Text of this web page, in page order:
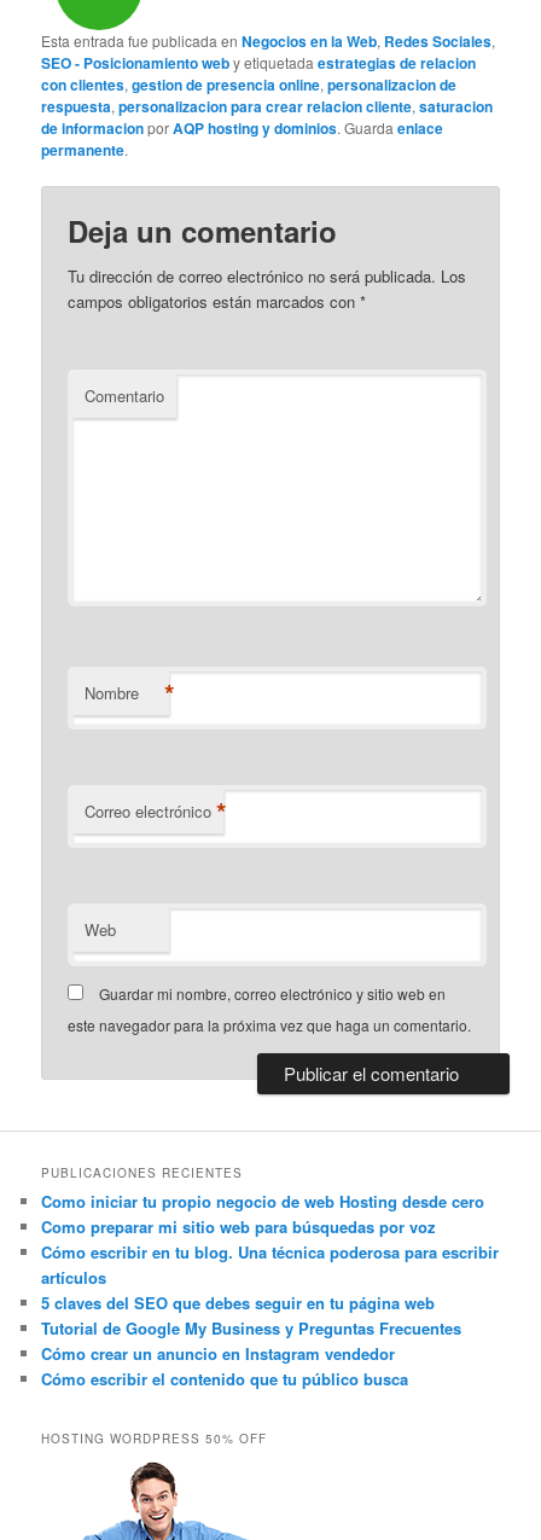
Esta entrada fue publicada enNegocios en la Web, Redes Sociales,
SEO - Posicionamiento weby etiquetadaestrategias de relacion
con clientes,gestion de presencia online,personalizacion de
respuesta,personalizacion para crear relacion cliente,saturacion
de informacionporAQP hosting y dominios. Guardaenlace
permanente.
Deja un comentario
Tu dirección de correo electrónico no será publicada. Los
campos obligatorios están marcados con*
Comentario
Nombre *
Correo electrónico *
Web
Guardar mi nombre, correo electrónico y sitio web en
este navegador para la próxima vez que haga un comentario.
PUBLICACIONES RECIENTES
Como iniciar tu propio negocio de web Hosting desde cero
Como preparar mi sitio web para búsquedas por voz
Cómo escribir en tu blog. Una técnica poderosa para escribir
artículos
5 claves del SEO que debes seguir en tu página web
Tutorial de Google My Business y Preguntas Frecuentes
Cómo crear un anuncio en Instagram vendedor
Cómo escribir el contenido que tu público busca
HOSTING WORDPRESS 50% OFF